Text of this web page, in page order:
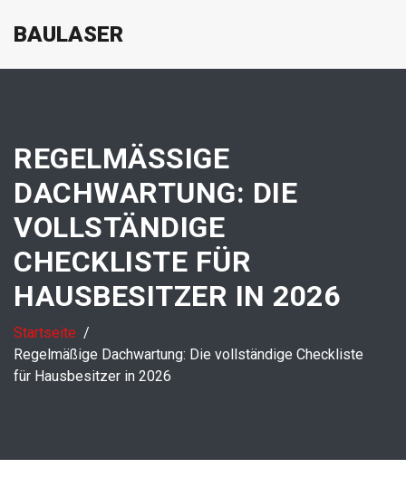
BAULASER
REGELMÄSSIGE D
ACHWARTUNG: DIE V
OLLSTÄNDIGE C
HECKLISTE FÜR H
AUSBESITZER IN 2026
Startseite
Regelmäßige Dachwartung: Die vollständige Checkliste
für Hausbesitzer in 2026